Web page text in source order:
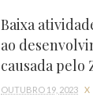
Baixa
ao
causada pelo
OUTUBRO 19, 2023 X